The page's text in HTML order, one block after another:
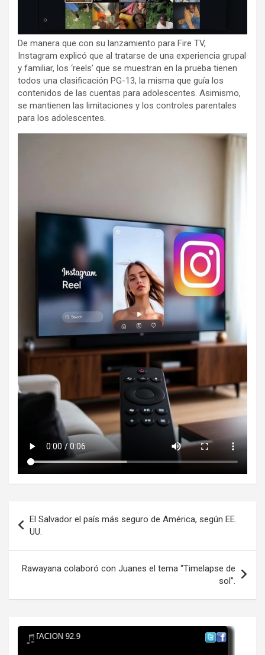
De manera que con su lanzamiento para Fire TV,
Instagram explicó que al tratarse de una experiencia grupal
y familiar, los ‘reels’ que se muestran en la prueba tienen
todos una clasificación PG-13, la misma que guía los
contenidos de las cuentas para adolescentes. Asimismo,
se mantienen las limitaciones y los controles parentales
para los adolescentes.
de
entradas
El Salvador el país más seguro de América, según EE.
UU.
Rawayana colaboró con Juanes el tema “Timelapse de
sol”.